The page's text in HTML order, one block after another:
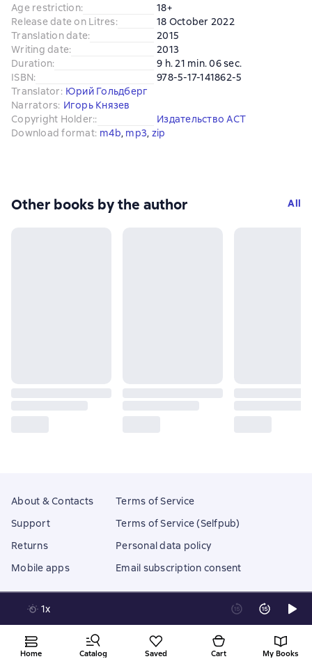
Home Catalog Saved Cart My Books
Age restriction:
18+
Release date on Litres:
18 October 2022
Translation date:
2015
Writing date:
2013
Duration:
9 h. 21 min. 06 sec.
ISBN:
978-5-17-141862-5
Translator: Юрий Гольдберг
Narrators: Игорь Князев
Copyright Holder::
Издательство АСТ
Download format: m4b, mp3, zip
Other books by the author All
1x
About & Contacts
Support
Returns
Mobile apps
Terms of Service
Terms of Service (Selfpub)
Personal data policy
Email subscription consent
18 Mallow street co. Limerick, Ireland